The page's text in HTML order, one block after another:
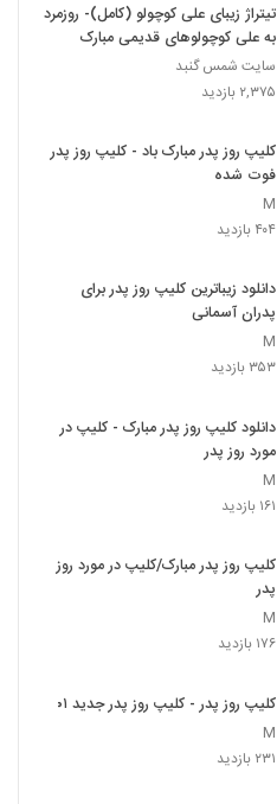
تیتراژ زیبای علی کوچولو (کامل)- روزمرد
به علی کوچولوهای قدیمی مبارک
سایت شمس گنبد
۲,۳۷۵ بازدید
کلیپ روز پدر مبارک باد - کلیپ روز پدر
فوت شده
M
۴۰۴ بازدید
دانلود زیباترین کلیپ روز پدر برای
پدران آسمانی
M
۳۵۳ بازدید
دانلود کلیپ روز پدر مبارک - کلیپ در
مورد روز پدر
M
۱۶۱ بازدید
کلیپ روز پدر مبارک/کلیپ در مورد روز
پدر
M
۱۷۶ بازدید
کلیپ روز پدر - کلیپ روز پدر جدید ۱۴۰۱
M
۲۳۱ بازدید